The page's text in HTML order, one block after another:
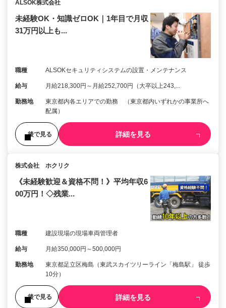
ALSOK株式会社
未経験OK・知識ゼロOK｜1年目で月収
31万円以上も...
職種 ALSOKセキュリティシステムの設置・メンテナンス
給与 月給218,300円～月給252,700円（大卒以上243,...
勤務地
東京都内各エリアでの勤務 （東京都内いずれかの事業所へ
配属）
後で見る 詳細を見る
株式会社 ホクリク
《未経験歓迎＆資格不問！》平均年収6
00万円！◇残業...
職種 建設現場の現場車両管理者
給与 月給350,000円～500,000円
勤務地
東京都足立区梅島（東武スカイツリーライン「梅島駅」 徒歩
10分）
後で見る 詳細を見る